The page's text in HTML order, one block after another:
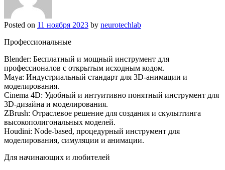
Posted on 11 ноября 2023 by neurotechlab
Профессиональные
Blender: Бесплатный и мощный инструмент для
профессионалов с открытым исходным кодом.
Maya: Индустриальный стандарт для 3D-анимации и
моделирования.
Cinema 4D: Удобный и интуитивно понятный инструмент для
3D-дизайна и моделирования.
ZBrush: Отраслевое решение для создания и скульптинга
высокополигональных моделей.
Houdini: Node-based, процедурный инструмент для
моделирования, симуляции и анимации.
Для начинающих и любителей